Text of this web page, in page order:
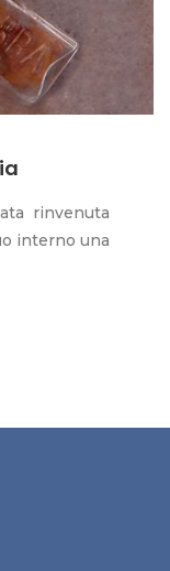
rinvenuta
interno una